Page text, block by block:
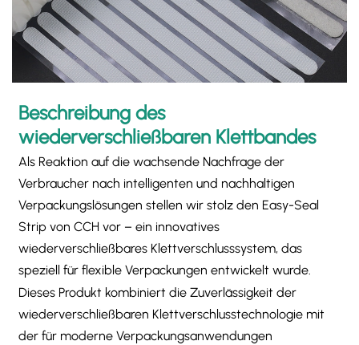
Beschreibung des
wiederverschließbaren Klettbandes
Als Reaktion auf die wachsende Nachfrage der
Verbraucher nach intelligenten und nachhaltigen
Verpackungslösungen stellen wir stolz den Easy-Seal
Strip von CCH vor – ein innovatives
wiederverschließbares Klettverschlusssystem, das
speziell für flexible Verpackungen entwickelt wurde.
Dieses Produkt kombiniert die Zuverlässigkeit der
wiederverschließbaren Klettverschlusstechnologie mit
der für moderne Verpackungsanwendungen